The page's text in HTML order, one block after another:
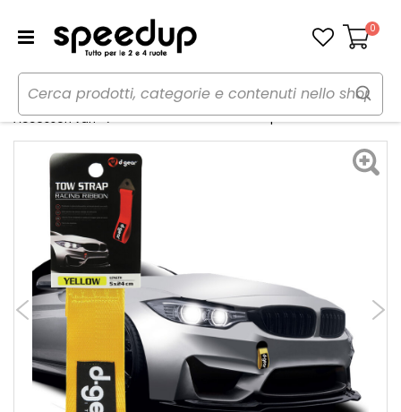
Carrello
0
Home Auto
Tuning esterno e pellicole
Accessori vari
Nastro da traino Tow Strap - D-GEAR